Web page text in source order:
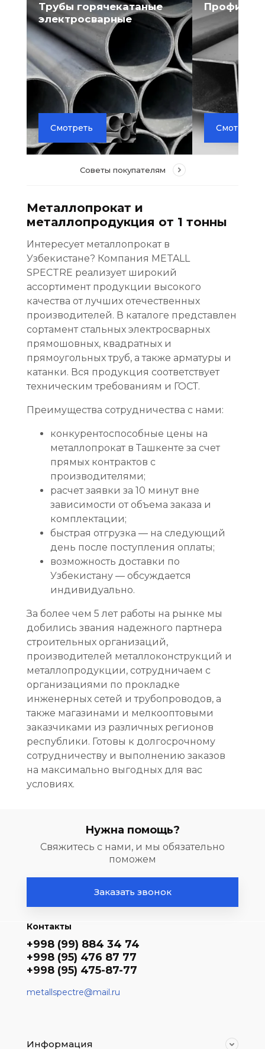
Трубы горячекатаные
электросварные
Смотреть Смотреть
Советы покупателям
Металлопрокат и
металлопродукция от 1 тонны
Интересует металлопрокат в
Узбекистане? Компания METALL
SPECTRE реализует широкий
ассортимент продукции высокого
качества от лучших отечественных
производителей. В каталоге представлен
сортамент стальных электросварных
прямошовных, квадратных и
прямоугольных труб, а также арматуры и
катанки. Вся продукция соответствует
техническим требованиям и ГОСТ.
Преимущества сотрудничества с нами:
конкурентоспособные цены на
металлопрокат в Ташкенте за счет
прямых контрактов с
производителями;
расчет заявки за 10 минут вне
зависимости от объема заказа и
комплектации;
быстрая отгрузка — на следующий
день после поступления оплаты;
возможность доставки по
Узбекистану — обсуждается
индивидуально.
За более чем 5 лет работы на рынке мы
добились звания надежного партнера
строительных организаций,
производителей металлоконструкций и
металлопродукции, сотрудничаем с
организациями по прокладке
инженерных сетей и трубопроводов, а
также магазинами и мелкооптовыми
заказчиками из различных регионов
республики. Готовы к долгосрочному
сотрудничеству и выполнению заказов
на максимально выгодных для вас
условиях.
Нужна помощь?
Свяжитесь с нами, и мы обязательно
поможем
Заказать звонок
Контакты
+998 (99) 884 34 74
+998 (95) 476 87 77
+998 (95) 475-87-77
metallspectre@mail.ru
Информация